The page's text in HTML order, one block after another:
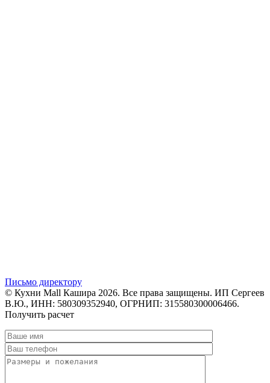
Письмо директору
© Кухни Mall Кашира 2026. Все права защищены. ИП Сергеев
В.Ю., ИНН: 580309352940, ОГРНИП: 315580300006466.
Получить расчет